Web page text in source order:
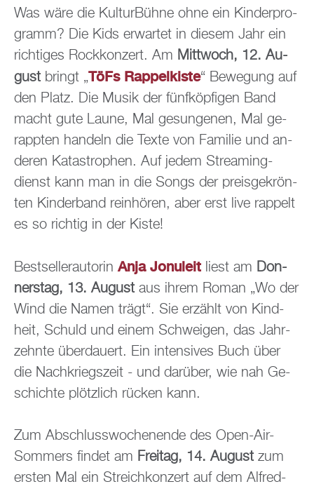
Was wäre die Kul­tur­Büh­ne ohne ein Kin­der­pro­
gramm? Die Kids er­war­tet in die­sem Jahr ein
rich­ti­ges Rock­kon­zert. Am Mitt­woch, 12. Au­
gust bringt „TöFs Rap­pel­kis­te“ Be­we­gung auf
den Platz. Die Musik der fünf­köp­fi­gen Band
macht gute Laune, Mal ge­sun­ge­nen, Mal ge­
rapp­ten han­deln die Texte von Fa­mi­lie und an­
de­ren Ka­ta­stro­phen. Auf jedem Strea­ming­
dienst kann man in die Songs der preis­ge­krön­
ten Kin­der­band rein­hö­ren, aber erst live rap­pelt
es so rich­tig in der Kiste!
Best­sel­ler­au­to­rin Anja Jo­nu­leit liest am Don­
ners­tag, 13. Au­gust aus ihrem Roman „Wo der
Wind die Namen trägt“. Sie er­zählt von Kind­
heit, Schuld und einem Schwei­gen, das Jahr­
zehn­te über­dau­ert. Ein in­ten­si­ves Buch über
die Nach­kriegs­zeit - und dar­über, wie nah Ge­
schich­te plötz­lich rü­cken kann.
Zum Ab­schluss­wo­chen­en­de des Open-Air-
Som­mers fin­det am Frei­tag, 14. Au­gust zum
ers­ten Mal ein Streich­kon­zert auf dem Al­fred-